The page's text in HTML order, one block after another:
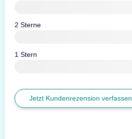
2 Sterne
1 Stern
Jetzt Kundenrezension verfassen